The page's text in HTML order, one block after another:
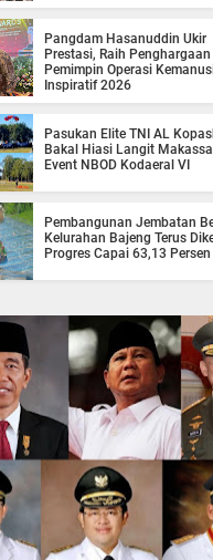
Pangdam Hasanuddin Ukir
Prestasi, Raih Penghargaan
Pemimpin Operasi
Inspiratif 2026
Pasukan Elite TNI AL
Bakal Hiasi Langit
Event NBOD Kodaeral VI
Pembangunan Jembatan
Kelurahan Bajeng Terus
Progres Capai 63,13 Persen